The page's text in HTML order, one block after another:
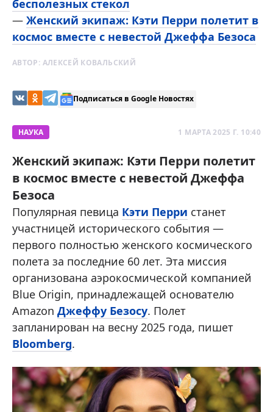
бесполезных стекол
— Женский экипаж: Кэти Перри полетит в
космос вместе с невестой Джеффа Безоса
АВТОР: АЛЕКСЕЙ КОВАЛЬСКИЙ
Подписаться в Google Новостях
НАУКА 1 МАРТА 2025 Г. 10:40
Женский экипаж: Кэти Перри полетит
в космос вместе с невестой Джеффа
Безоса
Популярная певица Кэти Перри станет
участницей исторического события —
первого полностью женского космического
полета за последние 60 лет. Эта миссия
организована аэрокосмической компанией
Blue Origin, принадлежащей основателю
Amazon Джеффу Безосу. Полет
запланирован на весну 2025 года, пишет
Bloomberg.